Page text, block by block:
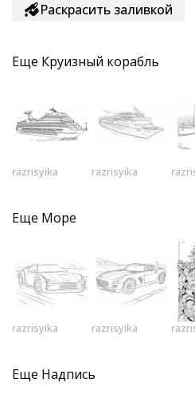
Раскрасить заливкой
Еще Круизный корабль
razrisyika razrisyika
Еще Море
razrisyika razrisyika
Еще Надпись